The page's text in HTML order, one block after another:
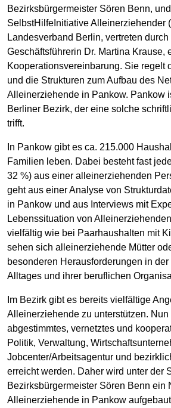
Bezirksbürgermeister Sören Benn,
SelbstHilfeInitiative Alleinerziehender
Landesverband Berlin, vertreten durch
Geschäftsführerin Dr. Martina Krause,
Kooperationsvereinbarung. Sie regelt
und die Strukturen zum Aufbau des
Alleinerziehende in Pankow. Pankow
Berliner Bezirk, der eine solche
trifft.
In Pankow gibt es ca. 215.000
Familien leben. Dabei besteht fast
32 %) aus einer alleinerziehenden
geht aus einer Analyse von
in Pankow und aus Interviews mit
Lebenssituation von
vielfältig wie bei Paarhaushalten mit
sehen sich alleinerziehende Mütter
besonderen Herausforderungen in
Alltages und ihrer beruflichen
Im Bezirk gibt es bereits vielfältige
Alleinerziehende zu unterstützen. Nun
abgestimmtes, vernetztes und
Politik, Verwaltung,
Jobcenter/Arbeitsagentur und
erreicht werden. Daher wird unter der
Bezirksbürgermeister Sören Benn ein
Alleinerziehende in Pankow